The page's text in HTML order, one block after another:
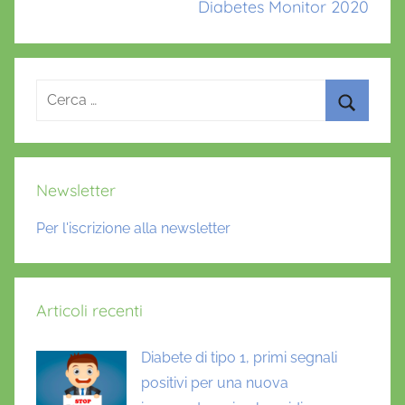
A
z
i
a
o
Diabetes Monitor 2020
Ricerca
Newsletter
Per l'iscrizione alla newsletter
Articoli recenti
Diabete di tipo 1, primi segnali
positivi per una nuova